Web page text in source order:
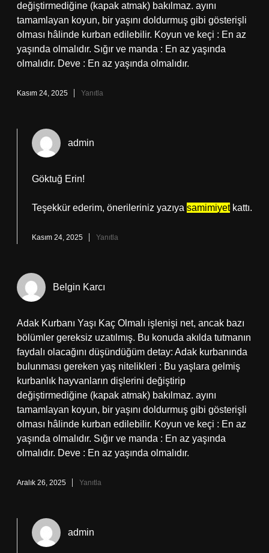
değiştirmediğine (kapak atmak) bakılmaz. ayını
tamamlayan koyun, bir yaşını doldurmuş gibi gösterişli
olması hâlinde kurban edilebilir. Koyun ve keçi : En az
yaşında olmalıdır. Sığır ve manda : En az yaşında
olmalıdır. Deve : En az yaşında olmalıdır.
Kasım 24, 2025 Yanıtla
admin
Göktuğ Erin!
Teşekkür ederim, önerileriniz yazıya samimiyet kattı.
Kasım 24, 2025 Yanıtla
Belgin Karcı
Adak Kurbanı Yaşı Kaç Olmalı işlenişi net, ancak bazı
bölümler gereksiz uzatılmış. Bu konuda akılda tutmanın
faydalı olacağını düşündüğüm detay: Adak kurbanında
bulunması gereken yaş nitelikleri : Bu yaşlara gelmiş
kurbanlık hayvanların dişlerini değiştirip
değiştirmediğine (kapak atmak) bakılmaz. ayını
tamamlayan koyun, bir yaşını doldurmuş gibi gösterişli
olması hâlinde kurban edilebilir. Koyun ve keçi : En az
yaşında olmalıdır. Sığır ve manda : En az yaşında
olmalıdır. Deve : En az yaşında olmalıdır.
Aralık 26, 2025 Yanıtla
admin